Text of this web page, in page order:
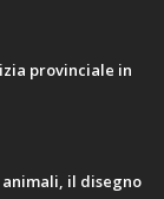
provinciale in
il disegno